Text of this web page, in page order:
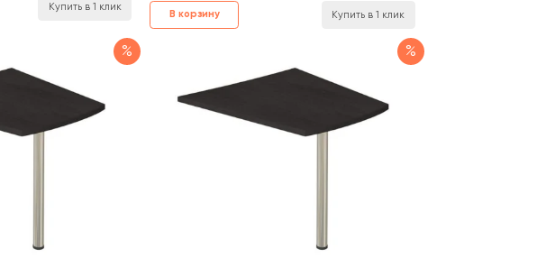
Купить в 1 клик
В корзину Купить в 1 клик
% %